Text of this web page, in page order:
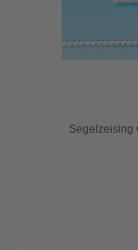
Segelzeising